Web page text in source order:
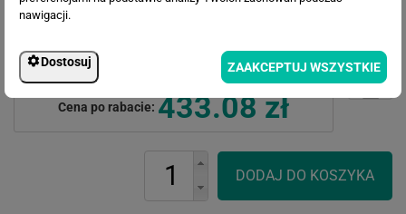
Cena przed rabatem:
564.45 zł
Cena po rabacie: 433.08 zł
nawigacji.
Dostosuj ZAAKCEPTUJ WSZYSTKIE